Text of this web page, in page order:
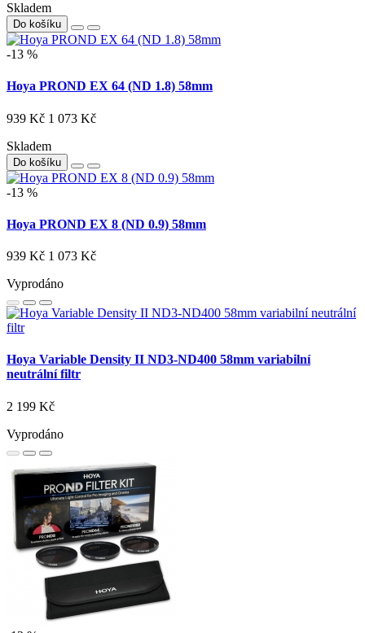
Skladem
Do košíku
-13 %
Hoya PROND EX 64 (ND 1.8) 58mm
939 Kč 1 073 Kč
Skladem
Do košíku
-13 %
Hoya PROND EX 8 (ND 0.9) 58mm
939 Kč 1 073 Kč
Vyprodáno
Hoya Variable Density II ND3-ND400 58mm variabilní
neutrální filtr
2 199 Kč
Vyprodáno